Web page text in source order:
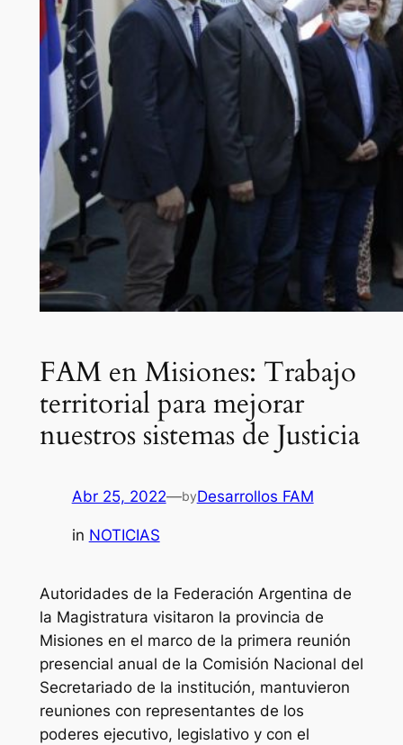
FAM en Misiones: Trabajo
territorial para mejorar
nuestros sistemas de Justicia
Abr 25, 2022—byDesarrollos FAM
in NOTICIAS
Autoridades de la Federación Argentina de
la Magistratura visitaron la provincia de
Misiones en el marco de la primera reunión
presencial anual de la Comisión Nacional del
Secretariado de la institución, mantuvieron
reuniones con representantes de los
poderes ejecutivo, legislativo y con el